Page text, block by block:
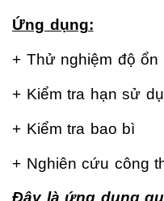
Ứng dụng:
+ Thử nghiệm độ ổn
+ Kiểm tra hạn sử
+ Kiểm tra bao bì
+ Nghiên cứu công